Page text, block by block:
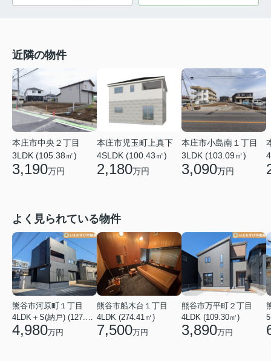
近隣の物件
本庄市中央２丁目
3LDK (105.38㎡)
3,190万円
本庄市児玉町上真下
4SLDK (100.43㎡)
2,180万円
本庄市小島南１丁目
3LDK (103.09㎡)
3,090万円
よく見られている物件
熊谷市河原町１丁目
4LDK＋S(納戸) (127.30㎡)
4,980万円
熊谷市船木台１丁目
4LDK (274.41㎡)
7,500万円
熊谷市万平町２丁目
4LDK (109.30㎡)
3,890万円